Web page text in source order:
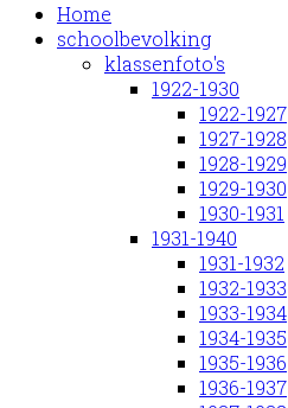
Home
schoolbevolking
klassenfoto's
1922-1930
1922-1927
1927-1928
1928-1929
1929-1930
1930-1931
1931-1940
1931-1932
1932-1933
1933-1934
1934-1935
1935-1936
1936-1937